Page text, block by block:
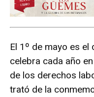
El 1º de mayo es
celebra cada año
de los derechos
trató de la